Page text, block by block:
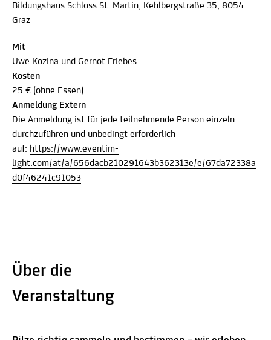
Bildungshaus Schloss St. Martin, Kehlbergstraße 35, 8054
Graz
Mit
Uwe Kozina und Gernot Friebes
Kosten
25 € (ohne Essen)
Anmeldung Extern
Die Anmeldung ist für jede teilnehmende Person einzeln
durchzuführen und unbedingt erforderlich
auf: https://www.eventim-
light.com/at/a/656dacb210291643b362313e/e/67da72338a
d0f46241c91053
Über die
Veranstaltung